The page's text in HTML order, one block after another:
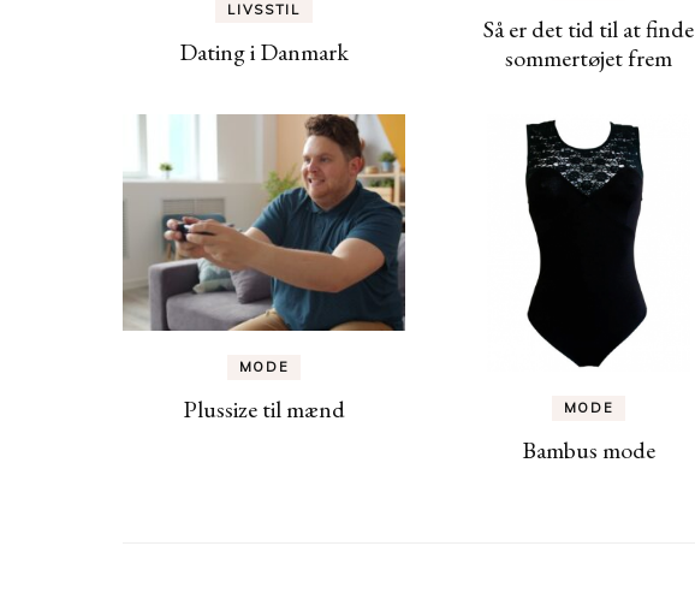
LIVSSTIL
Dating i Danmark
Så er det tid til at finde
sommertøjet frem
MODE
Plussize til mænd MODE
Bambus mode